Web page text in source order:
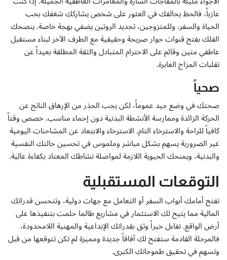
عازباً، فالحظ يحالفك في العثور على شخص يشاركك شغفك بحب
الحياة والسفر. وللمتزوجين، تجديد الروتين يضفي بهجة خاصة. ينصحك
الفلك بفتح قنوات حوار صريحة وحقيقية مع الطرف الآخر لبناء مستقبل
عاطفي متين وقائم على الاحترام المتبادل والثقة المطلقة بعيداً عن
تقلبات المزاج العابرة.
صحياً
صحتك في وضع جيد عموماً، لكن يجب الحذر من الإرهاق الناتج عن
الحركة الزائدة وممارسة الأنشطة البدنية دون إحماء مناسب. خصص وقتاً
كافياً للراحة والاسترخاء التام. الاسترخاء والابتعاد عن المشاحنات اليومية
غير الضرورية يسهم بشكل مباشر وملموس في تحسين حالتك النفسية
والبدنية، ويمنحك الحيوية اللازمة لمواصلة نشاطك المعتاد بكفاءة عالية.
التوقعات المستقبلية
تفتح أمامك أبواب السفر أو التعامل مع جهات دولية، وتتحسن قدراتك
المالية مما يتيح لك الاستثمار في مشاريع طالما حلمت بتنفيذها على
أرض الواقع. تفاءل خيراً وثق بقدراتك الإبداعية والمهنية اللامحدودة،
فالمرحلة القادمة ستفتح لك آفاقاً جديدة ومميزة لم تكن تتوقعها من قبل
وتسهم في تحقيق طموحاتك الكبرى.